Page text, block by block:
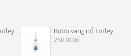
Rượu Vang Nổ Torley Excellence Chardonnay
Rượu vang nổ Torley Chardonnay
250.000đ